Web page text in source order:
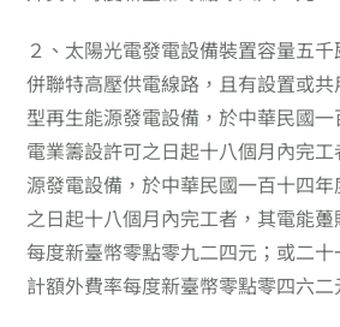
２、 太陽光電發電設備裝置容量五千
併聯特高壓供電線路，且有設置或
型再生能源發電設備，於中華民國
電業籌設許可之日起十八個月內完
源發電設備，於中華民國一百十四
之日起十八個月內完工者，其電能
每度新臺幣零點零九二四元；或二
計額外費率每度新臺幣零點零四六二